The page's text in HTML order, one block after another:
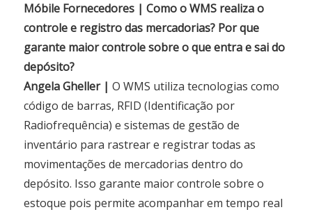
Móbile Fornecedores | Como o WMS realiza o
controle e registro das mercadorias? Por que
garante maior controle sobre o que entra e sai do
depósito?
Angela Gheller | O WMS utiliza tecnologias como
código de barras, RFID (Identificação por
Radiofrequência) e sistemas de gestão de
inventário para rastrear e registrar todas as
movimentações de mercadorias dentro do
depósito. Isso garante maior controle sobre o
estoque pois permite acompanhar em tempo real